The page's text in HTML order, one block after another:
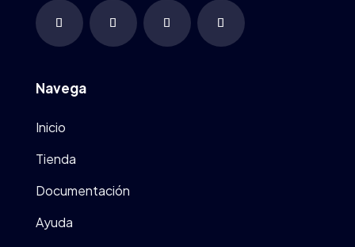
Navega
Inicio
Tienda
Documentación
Ayuda